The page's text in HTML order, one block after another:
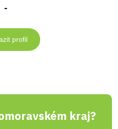
-
profil
kraj?